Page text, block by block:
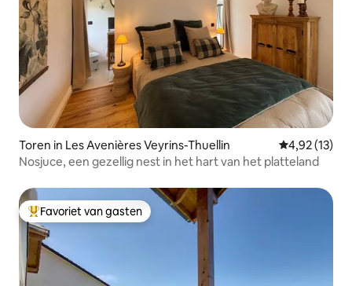
Toren in Les Avenières Veyrins-Thuellin Gemiddelde
4,92 (13)
Nosjuce, een gezellig nest in het hart van het platteland
Topfavoriet van gasten
Favoriet van gasten